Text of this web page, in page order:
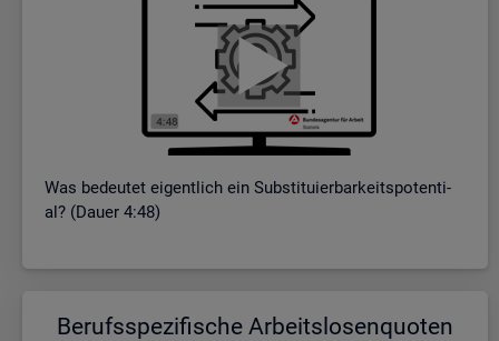
Was be­deu­tet ei­gent­lich ein Sub­sti­tu­ier­bar­keits­po­ten­ti­
al? (Dauer 4:48)
Be­rufs­spe­zi­fi­sche Ar­beits­lo­sen­quo­ten